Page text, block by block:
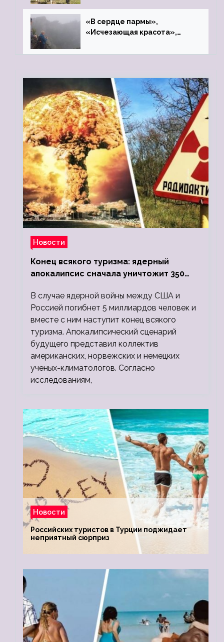
«В сердце пармы»,
«Исчезающая красота»,
Новости
Конец всякого туризма: ядерный
апокалипсис сначала уничтожит 350
людей
В случае ядерной войны между США и
Россией погибнет 5 миллиардов человек и
вместе с ним наступит конец всякого
туризма. Апокалипсический сценарий
будущего представил коллектив
американских, норвежских и немецких
ученых-климатологов. Согласно
исследованиям,
Новости
Российских туристов в Турции поджидает
неприятный сюрприз